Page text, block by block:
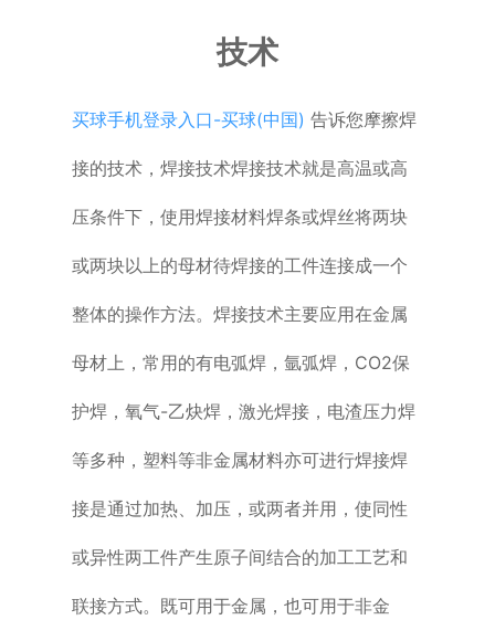
技术
买球手机登录入口-买球(中国) 告诉您摩擦焊
接的技术，焊接技术焊接技术就是高温或高
压条件下，使用焊接材料焊条或焊丝将两块
或两块以上的母材待焊接的工件连接成一个
整体的操作方法。焊接技术主要应用在金属
母材上，常用的有电弧焊，氩弧焊，CO2保
护焊，氧气-乙炔焊，激光焊接，电渣压力焊
等多种，塑料等非金属材料亦可进行焊接焊
接是通过加热、加压，或两者并用，使同性
或异性两工件产生原子间结合的加工工艺和
联接方式。既可用于金属，也可用于非金